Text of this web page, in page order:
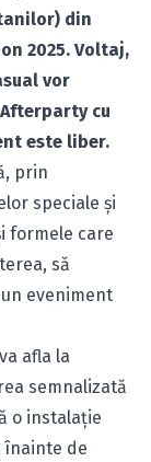
din
2025. Voltaj,
vor
cu
este liber.
prin
speciale și
formele care
să
eveniment
afla la
semnalizată
o instalație
înainte de